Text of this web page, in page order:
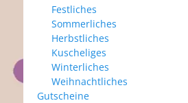
Festliches
Sommerliches
Herbstliches
Kuscheliges
Winterliches
Weihnachtliches
Gutscheine